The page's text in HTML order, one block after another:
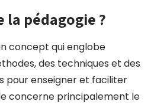
la pédagogie ?
concept qui englobe
des techniques et des
pour enseigner et faciliter
concerne principalement le